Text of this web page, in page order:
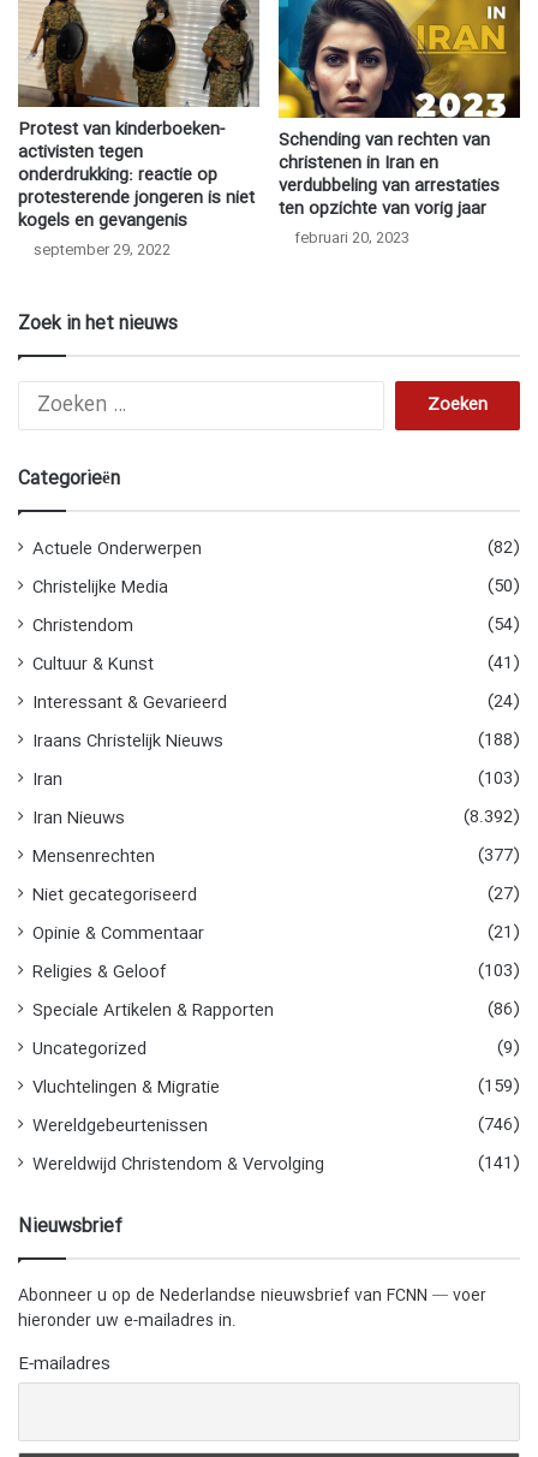
Protest van kinderboeken-
activisten tegen
onderdrukking: reactie op
protesterende jongeren is niet
kogels en gevangenis
september 29, 2022
Schending van rechten van
christenen in Iran en
verdubbeling van arrestaties
ten opzichte van vorig jaar
februari 20, 2023
Zoek in het nieuws
Z
n
Categorieën
Actuele Onderwerpen
(82)
Christelijke Media
(50)
Christendom
(54)
Cultuur & Kunst
(41)
Interessant & Gevarieerd
(24)
Iraans Christelijk Nieuws
(188)
Iran
(103)
Iran Nieuws
(8.392)
Mensenrechten
(377)
Niet gecategoriseerd
(27)
Opinie & Commentaar
(21)
Religies & Geloof
(103)
Speciale Artikelen & Rapporten
(86)
Uncategorized
(9)
Vluchtelingen & Migratie
(159)
Wereldgebeurtenissen
(746)
Wereldwijd Christendom & Vervolging
(141)
Nieuwsbrief
Abonneer u op de Nederlandse nieuwsbrief van FCNN — voer
hieronder uw e-mailadres in.
E-mailadres